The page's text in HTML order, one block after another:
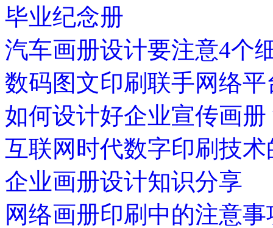
毕业纪念册
汽车画册设计要注意4个
数码图文印刷联手网络
如何设计好企业宣传画册
互联网时代数字印刷技术
企业画册设计知识分享
网络画册印刷中的注意事